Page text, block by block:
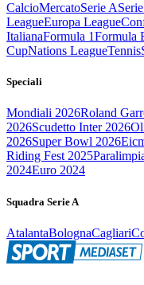
CalcioMercatoSerie A
LeagueEuropa League
ItalianaFormula 1Formula
CupNations LeagueTennis
Speciali
Mondiali 2026Roland
2026Scudetto Inter 2026
2026Super Bowl 2026
Riding Fest 2025
2024Euro 2024
Squadra Serie A
AtalantaBolognaCagliari